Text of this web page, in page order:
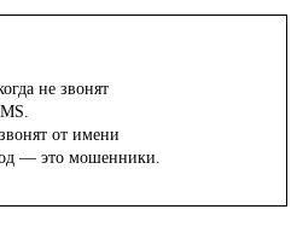
не звонят
от имени
— это мошенники.